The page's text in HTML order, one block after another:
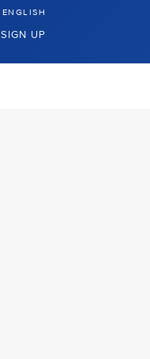
ENGLISH
SIGN UP